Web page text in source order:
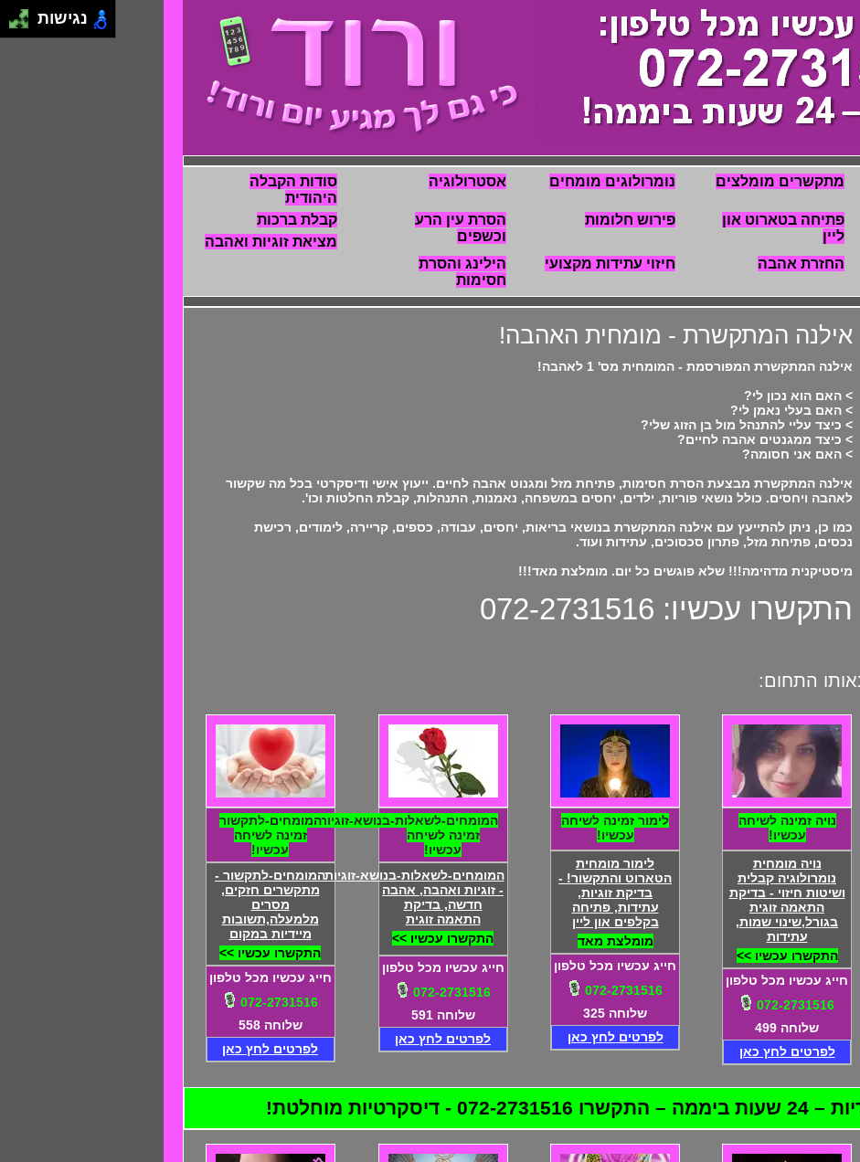
מתקשרים מומלצים נומרולוגים מומחים אסטרולוגיה
סודות הקבלה
היהודית
פתיחה בטארוט און
ליין
פירוש חלומות
הסרת עין הרע
וכשפים
קבלת ברכות
מציאת זוגיות ואהבה
החזרת אהבה חיזוי עתידות מקצועי
הילינג והסרת
חסימות
אילנה המתקשרת - מומחית האהבה!
אילנה המתקשרת המפורסמת - המומחית מס' 1 לאהבה!
> האם הוא נכון לי?
> האם בעלי נאמן לי?
> כיצד עליי להתנהל מול בן הזוג שלי?
> כיצד ממגנטים אהבה לחיים?
> האם אני חסומה?
אילנה המתקשרת מבצעת הסרת חסימות, פתיחת מזל ומגנוט אהבה לחיים. ייעוץ אישי ודיסקרטי בכל מה שקשור
לאהבה ויחסים. כולל נושאי פוריות, ילדים, יחסים במשפחה, נאמנות, התנהלות, קבלת החלטות וכו'.
כמו כן, ניתן להתייעץ עם אילנה המתקשרת בנושאי בריאות, יחסים, עבודה, כספים, קריירה, לימודים, רכישת
נכסים, פתיחת מזל, פתרון סכסוכים, עתידות ועוד.
מיסטיקנית מדהימה!!! שלא פוגשים כל יום. מומלצת מאד!!!
התקשרו עכשיו: 072-2731516
התחום:
נויה זמינה לשיחה
עכשיו!
נויה מומחית
נומרולוגיה קבלית
ושיטות חיזוי - בדיקת
התאמה זוגית
בגורל,שינוי שמות,
עתידות
התקשרו עכשיו >>
חייג עכשיו מכל טלפון
072-2731516
שלוחה 499
לפרטים לחץ כאן
לימור זמינה לשיחה
עכשיו!
לימור מומחית
הטארוט והתקשור! -
בדיקת זוגיות,
עתידות, פתיחה
בקלפים און ליין
מומלצת מאד
חייג עכשיו מכל טלפון
072-2731516
שלוחה 325
לפרטים לחץ כאן
המומחים-לשאלות-בנושא-זוגיות
זמינה לשיחה
עכשיו!
המומחים-לשאלות-בנושא-זוגיות
- זוגיות ואהבה, אהבה
חדשה, בדיקת
התאמה זוגית
התקשרו עכשיו >>
חייג עכשיו מכל טלפון
072-2731516
שלוחה 591
לפרטים לחץ כאן
המומחים-לתקשור
זמינה לשיחה
עכשיו!
המומחים-לתקשור -
מתקשרים חזקים,
מסרים
מלמעלה,תשובות
מיידיות במקום
התקשרו עכשיו >>
חייג עכשיו מכל טלפון
072-2731516
שלוחה 558
לפרטים לחץ כאן
- דיסקרטיות מוחלטת!
נגישות